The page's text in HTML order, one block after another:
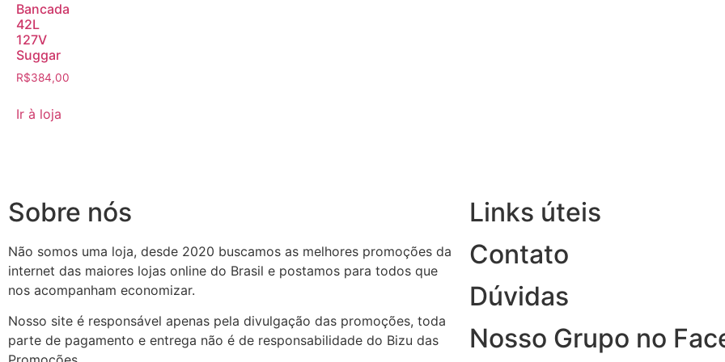
Bancada
42L
127V
Suggar
R$384,00
Ir à loja
Sobre nós
Não somos uma loja, desde 2020 buscamos as melhores promoções da
internet das maiores lojas online do Brasil e postamos para todos que
nos acompanham economizar.
Nosso site é responsável apenas pela divulgação das promoções, toda
parte de pagamento e entrega não é de responsabilidade do Bizu das
Links úteis
Contato
Dúvidas
Nosso Grupo no